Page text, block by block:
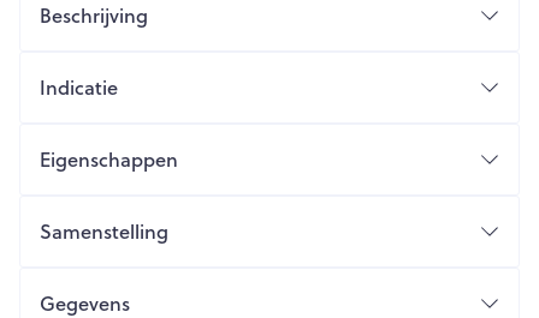
Beschrijving
Indicatie
Eigenschappen
Samenstelling
Gegevens